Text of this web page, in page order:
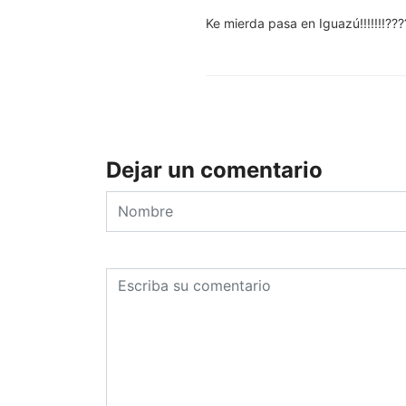
Ke mierda pasa en
Dejar un comentario